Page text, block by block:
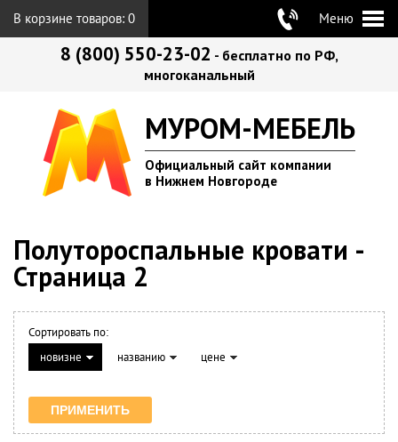
В корзине товаров: 0 Меню
8 (800) 550-23-02 - бесплатно по РФ,
многоканальный
МУРОМ-МЕБЕЛЬ
Официальный сайт компании
в Нижнем Новгороде
Полутороспальные кровати -
Страница 2
Сортировать по:
новизне
названию цене